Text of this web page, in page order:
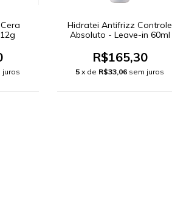
juros
Hidratei Antifrizz Controle
Absoluto - Leave-in 60ml
R$165,30
5 x de R$33,06 sem juros